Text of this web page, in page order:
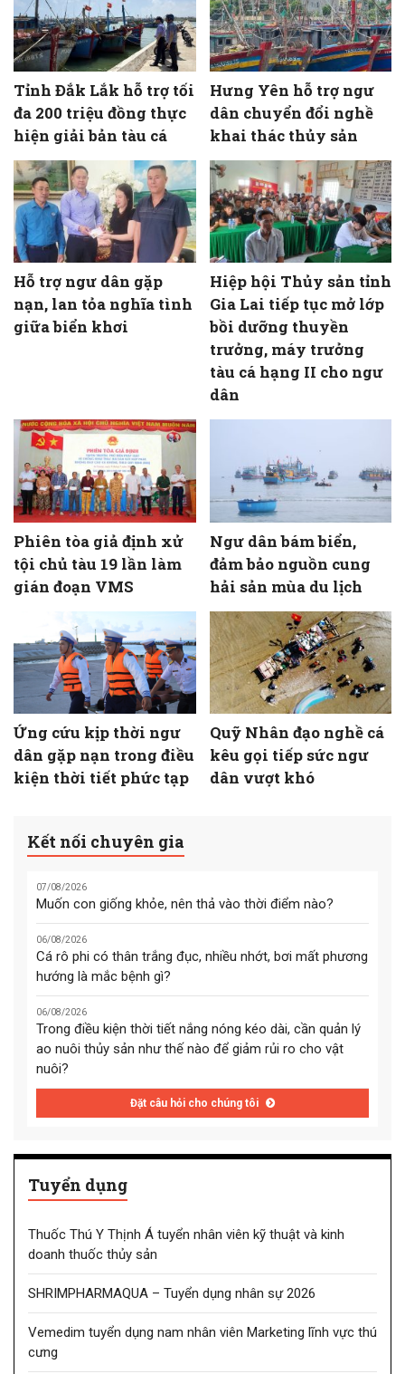
Tỉnh Đắk Lắk hỗ trợ tối
đa 200 triệu đồng thực
hiện giải bản tàu cá
Hưng Yên hỗ trợ ngư
dân chuyển đổi nghề
khai thác thủy sản
Hỗ trợ ngư dân gặp
nạn, lan tỏa nghĩa tình
giữa biển khơi
Hiệp hội Thủy sản tỉnh
Gia Lai tiếp tục mở lớp
bồi dưỡng thuyền
trưởng, máy trưởng
tàu cá hạng II cho ngư
dân
Phiên tòa giả định xử
tội chủ tàu 19 lần làm
gián đoạn VMS
Ngư dân bám biển,
đảm bảo nguồn cung
hải sản mùa du lịch
Ứng cứu kịp thời ngư
dân gặp nạn trong điều
kiện thời tiết phức tạp
Quỹ Nhân đạo nghề cá
kêu gọi tiếp sức ngư
dân vượt khó
Kết nối chuyên gia
07/08/2026
Muốn con giống khỏe, nên thả vào thời điểm nào?
06/08/2026
Cá rô phi có thân trắng đục, nhiều nhớt, bơi mất phương
hướng là mắc bệnh gì?
06/08/2026
Trong điều kiện thời tiết nắng nóng kéo dài, cần quản lý
ao nuôi thủy sản như thế nào để giảm rủi ro cho vật
nuôi?
Đặt câu hỏi cho chúng tôi
Tuyển dụng
Thuốc Thú Y Thịnh Á tuyển nhân viên kỹ thuật và kinh
doanh thuốc thủy sản
SHRIMPHARMAQUA – Tuyển dụng nhân sự 2026
Vemedim tuyển dụng nam nhân viên Marketing lĩnh vực thú
cưng